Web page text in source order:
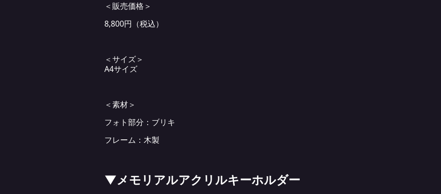
＜販売価格＞
8,800円（税込）
＜サイズ＞
A4サイズ
＜素材＞
フォト部分：ブリキ
フレーム：木製
▼メモリアルアクリルキーホルダー